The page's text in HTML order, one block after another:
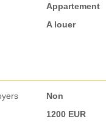
Appartement
A louer
Non
1200 EUR